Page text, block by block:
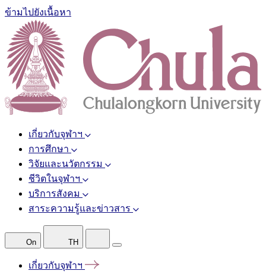
ข้ามไปยังเนื้อหา
เกี่ยวกับจุฬาฯ
การศึกษา
วิจัยและนวัตกรรม
ชีวิตในจุฬาฯ
บริการสังคม
สาระความรู้และข่าวสาร
On TH
เกี่ยวกับจุฬาฯ